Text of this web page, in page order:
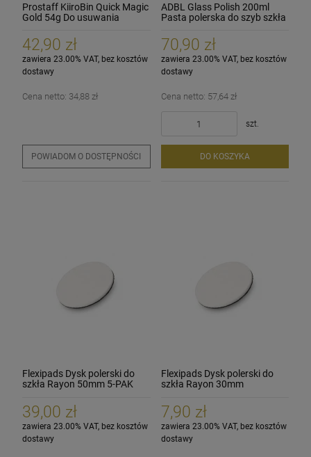
Prostaff KiiroBin Quick Magic
Gold 54g Do usuwania
42,90 zł
zawiera 23.00% VAT, bez kosztów
dostawy
Cena netto: 34,88 zł
POWIADOM O DOSTĘPNOŚCI
ADBL Glass Polish 200ml
Pasta polerska do szyb szkła
70,90 zł
zawiera 23.00% VAT, bez kosztów
dostawy
Cena netto: 57,64 zł
szt.
DO KOSZYKA
Flexipads Dysk polerski do
szkła Rayon 50mm 5-PAK
39,00 zł
zawiera 23.00% VAT, bez kosztów
dostawy
Flexipads Dysk polerski do
szkła Rayon 30mm
7,90 zł
zawiera 23.00% VAT, bez kosztów
dostawy